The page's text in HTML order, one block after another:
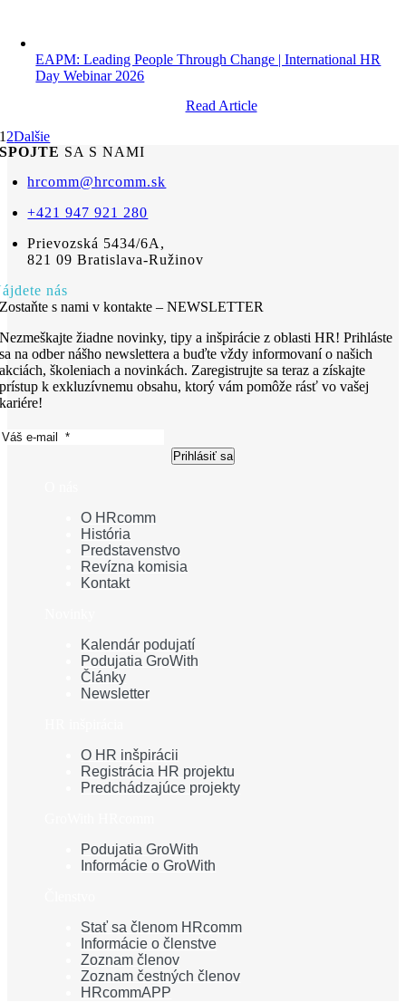
EAPM: Leading People Through Change | International HR
Day Webinar 2026
Read Article
1 2Dalšie
SPOJTE SA S NAMI
hrcomm@hrcomm.sk
+421 947 921 280
Prievozská 5434/6A,
821 09 Bratislava-Ružinov
nás
Zostaňte s nami v kontakte – NEWSLETTER
Nezmeškajte žiadne novinky, tipy a inšpirácie z oblasti HR! Prihláste
sa na odber nášho newslettera a buďte vždy informovaní o našich
akciách, školeniach a novinkách. Zaregistrujte sa teraz a získajte
prístup k exkluzívnemu obsahu, ktorý vám pomôže rásť vo vašej
kariére!
Prihlásiť sa
O HRcomm
História
Predstavenstvo
Revízna komisia
Kontakt
Kalendár podujatí
Podujatia GroWith
Články
Newsletter
O HR inšpirácii
Registrácia HR projektu
Predchádzajúce projekty
Podujatia GroWith
Informácie o GroWith
Stať sa členom HRcomm
Informácie o členstve
Zoznam členov
Zoznam čestných členov
HRcommAPP